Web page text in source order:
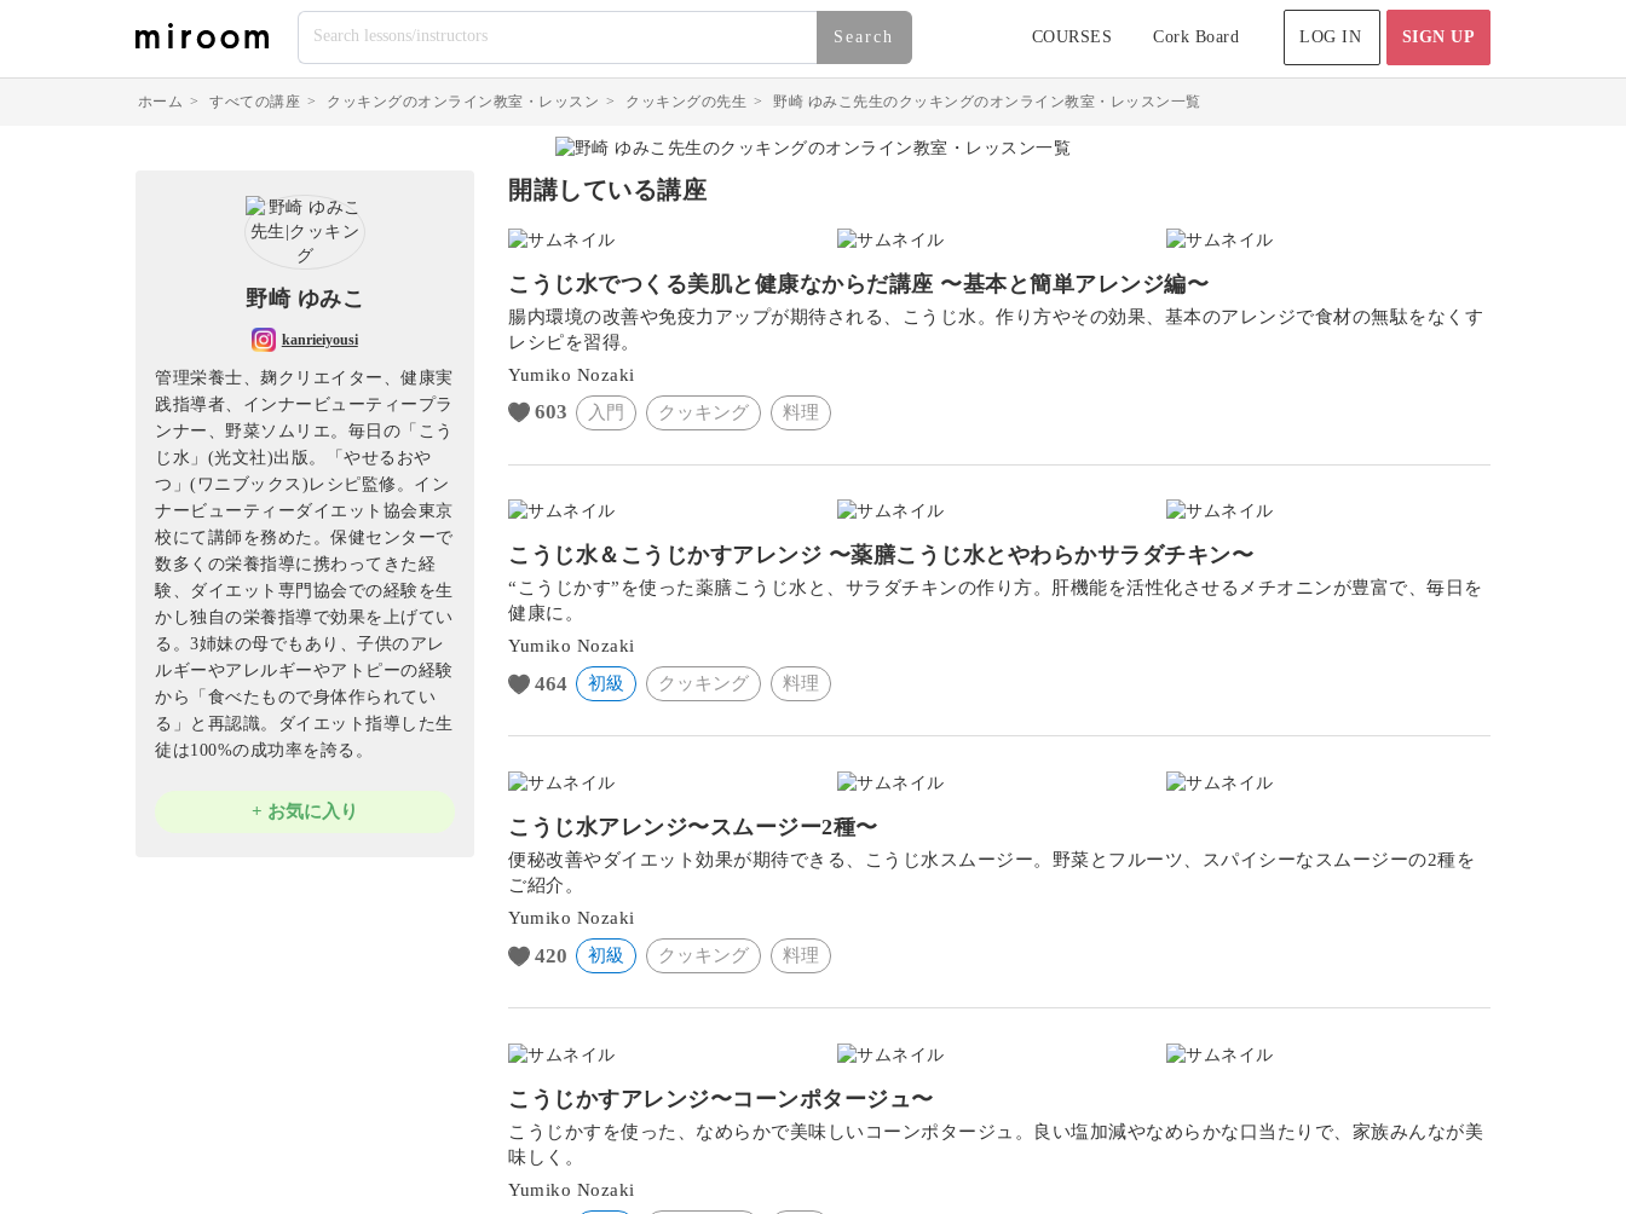
Search COURSES Cork Board LOG IN SIGN UP
ホーム > すべての講座 > クッキングのオンライン教室・レッスン > クッキングの先生 > 野崎 ゆみこ先生のクッキングのオンライン教室・レッスン一覧
野崎 ゆみこ
kanrieiyousi
管理栄養士、麹クリエイター、健康実
践指導者、インナービューティープラ
ンナー、野菜ソムリエ。毎日の「こう
じ水」(光文社)出版。「やせるおや
つ」(ワニブックス)レシピ監修。イン
ナービューティーダイエット協会東京
校にて講師を務めた。保健センターで
数多くの栄養指導に携わってきた経
験、ダイエット専門協会での経験を生
かし独自の栄養指導で効果を上げてい
る。3姉妹の母でもあり、子供のアレ
ルギーやアレルギーやアトピーの経験
から「食べたもので身体作られてい
る」と再認識。ダイエット指導した生
徒は100%の成功率を誇る。
+ お気に入り
開講している講座
こうじ水でつくる美肌と健康なからだ講座 〜基本と簡単アレンジ編〜
腸内環境の改善や免疫力アップが期待される、こうじ水。作り方やその効果、基本のアレンジで食材の無駄をなくす
レシピを習得。
Yumiko Nozaki
603 入門 クッキング 料理
こうじ水＆こうじかすアレンジ 〜薬膳こうじ水とやわらかサラダチキン〜
“こうじかす”を使った薬膳こうじ水と、サラダチキンの作り方。肝機能を活性化させるメチオニンが豊富で、毎日を
健康に。
Yumiko Nozaki
464 初級 クッキング 料理
こうじ水アレンジ〜スムージー2種〜
便秘改善やダイエット効果が期待できる、こうじ水スムージー。野菜とフルーツ、スパイシーなスムージーの2種を
ご紹介。
Yumiko Nozaki
420 初級 クッキング 料理
こうじかすアレンジ〜コーンポタージュ〜
こうじかすを使った、なめらかで美味しいコーンポタージュ。良い塩加減やなめらかな口当たりで、家族みんなが美
味しく。
Yumiko Nozaki